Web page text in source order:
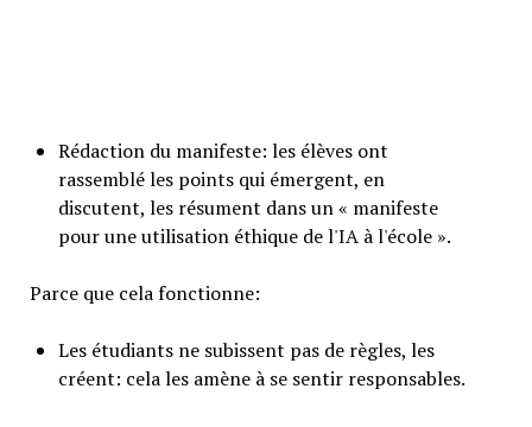
Rédaction du manifeste: les élèves ont
rassemblé les points qui émergent, en
discutent, les résument dans un « manifeste
pour une utilisation éthique de l'IA à l'école ».
Parce que cela fonctionne:
Les étudiants ne subissent pas de règles, les
créent: cela les amène à se sentir responsables.